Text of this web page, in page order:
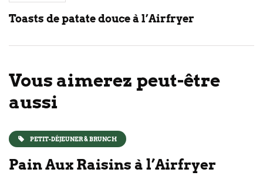
Toasts de patate douce à l’Airfryer
Vous aimerez peut-être
aussi
PETIT-DÉJEUNER & BRUNCH
Pain Aux Raisins à l’Airfryer